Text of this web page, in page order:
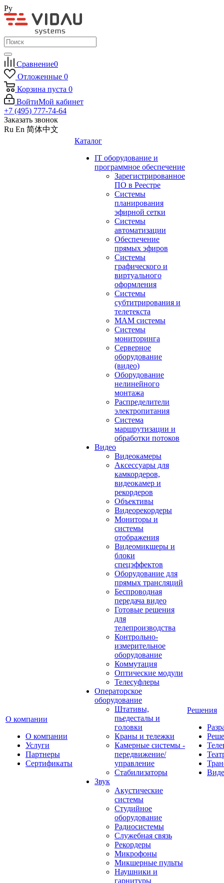
Ру
Сравнение0
Отложенные 0
Корзина пуста 0
ВойтиМой кабинет
+7 (495) 777-74-64
Заказать звонок
Ru En 简体中文
О компании
О компании
Услуги
Партнеры
Сертификаты
Каталог
IT оборудование и
программное обеспечение
Зарегистрированное
ПО в Реестре
Системы
планирования
эфирной сетки
Системы
автоматизации
Обеспечение
прямых эфиров
Системы
графического и
виртуального
оформления
Системы
субтитрирования и
телетекста
MAM системы
Системы
мониторинга
Серверное
оборудование
(видео)
Оборудование
нелинейного
монтажа
Распределители
электропитания
Система
маршрутизации и
обработки потоков
Видео
Видеокамеры
Аксессуары для
камкордеров,
видеокамер и
рекордеров
Объективы
Видеорекордеры
Мониторы и
системы
отображения
Видеомикшеры и
блоки
спецэффектов
Оборудование для
прямых трансляций
Беспроводная
передача видео
Готовые решения
для
телепроизводства
Контрольно-
измерительное
оборудование
Коммутация
Оптические модули
Телесуфлеры
Операторское
оборудование
Штативы,
пьедесталы и
головки
Краны и тележки
Камерные системы -
передвижение/
управление
Стабилизаторы
Звук
Акустические
системы
Студийное
оборудование
Радиосистемы
Служебная связь
Рекордеры
Микрофоны
Микшерные пульты
Наушники и
гарнитуры
Решения